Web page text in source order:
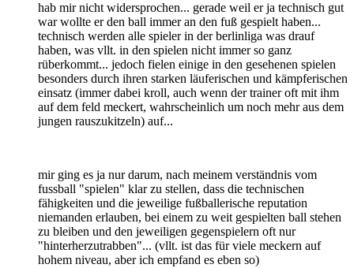
hab mir nicht widersprochen... gerade weil er ja technisch gut
war wollte er den ball immer an den fuß gespielt haben...
technisch werden alle spieler in der berlinliga was drauf
haben, was vllt. in den spielen nicht immer so ganz
rüberkommt... jedoch fielen einige in den gesehenen spielen
besonders durch ihren starken läuferischen und kämpferischen
einsatz (immer dabei kroll, auch wenn der trainer oft mit ihm
auf dem feld meckert, wahrscheinlich um noch mehr aus dem
jungen rauszukitzeln) auf...
mir ging es ja nur darum, nach meinem verständnis vom
fussball "spielen" klar zu stellen, dass die technischen
fähigkeiten und die jeweilige fußballerische reputation
niemanden erlauben, bei einem zu weit gespielten ball stehen
zu bleiben und den jeweiligen gegenspielern oft nur
"hinterherzutrabben"... (vllt. ist das für viele meckern auf
hohem niveau, aber ich empfand es eben so)